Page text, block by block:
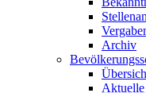
Archiv
Aktuelle